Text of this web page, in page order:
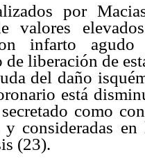
por
valores
infarto
de liberación de
del daño
está
como
y consideradas
(23).